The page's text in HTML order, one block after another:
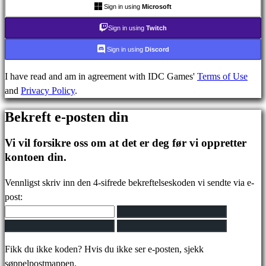
spørsmål
Registrer
Logg
inn
passord?
Bytt
AR
BS
CS
DA
Sign in using Microsoft
Sign in using Twitch
Sign in using Discord
I have read and am in agreement with IDC Games' Terms of Use
and Privacy Policy.
Bekreft e-posten din
Vi vil forsikre oss om at det er deg før vi oppretter
kontoen din.
Vennligst skriv inn den 4-sifrede bekreftelseskoden vi sendte via e-
post:
Fikk du ikke koden? Hvis du ikke ser e-posten, sjekk
søppelpostmappen.